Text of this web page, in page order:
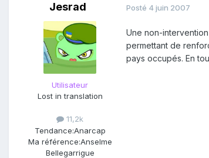
Jesrad
Utilisateur
Lost in translation
11,2k
Tendance:Anarcap
Ma référence:Anselme
Bellegarrigue
Posté 4 juin 2007
Une non-
permettant de
pays occupés. En